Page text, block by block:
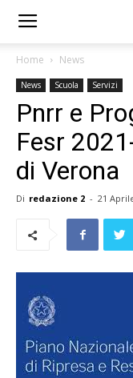
Home News
News Scuola Servizi
Pnrr e
Fesr
di Verona
Di redazione 2 - 21